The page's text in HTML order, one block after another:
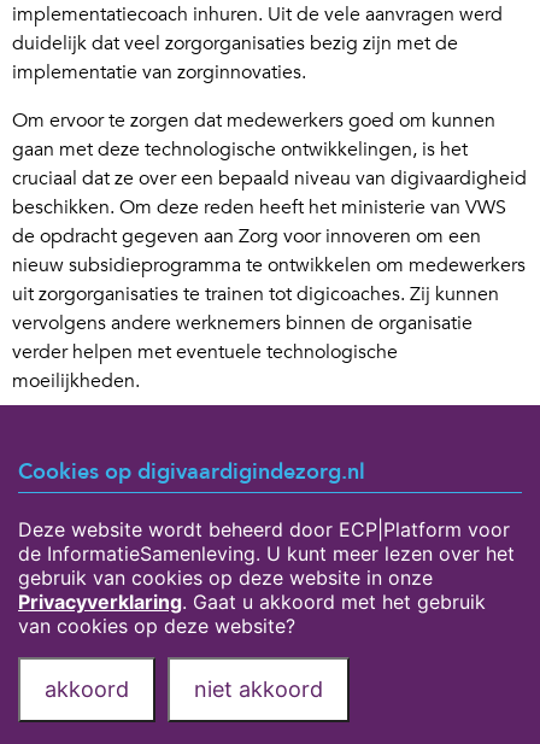
implementatiecoach inhuren. Uit de vele aanvragen werd
duidelijk dat veel zorgorganisaties bezig zijn met de
implementatie van zorginnovaties.
Om ervoor te zorgen dat medewerkers goed om kunnen
gaan met deze technologische ontwikkelingen, is het
cruciaal dat ze over een bepaald niveau van digivaardigheid
beschikken. Om deze reden heeft het ministerie van VWS
de opdracht gegeven aan Zorg voor innoveren om een
nieuw subsidieprogramma te ontwikkelen om medewerkers
uit zorgorganisaties te trainen tot digicoaches. Zij kunnen
vervolgens andere werknemers binnen de organisatie
verder helpen met eventuele technologische
moeilijkheden.
ontwikkeling. Verdere details en voorwaarden volgen
daarom later. Houd voor meer informatie over de nieuwe
subsidiemogelijkheid voor digicoaches de website van Zorg
voor innoverenin de gaten.
Privacyverklaring
Over deze website
Onze partners
Cookies op digivaardigindezorg.nl
Deze website wordt beheerd door ECP|Platform voor
de InformatieSamenleving. U kunt meer lezen over het
gebruik van cookies op deze website in onze
Privacyverklaring. Gaat u akkoord met het gebruik
van cookies op deze website?
akkoord niet akkoord